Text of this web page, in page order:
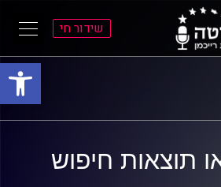
פתח
שידור חי
תוצאות חיפוש